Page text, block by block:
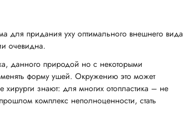
для придания уху оптимального внешнего вида
очевидна.
данного природой но с некоторыми
форму ушей. Окружению это может
знают: для многих отопластика – не
комплекс неполноценности, стать